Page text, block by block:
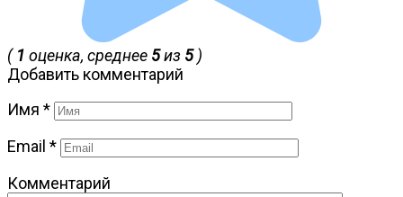
( 1 оценка, среднее 5из 5)
Добавить комментарий
Имя *
Email *
Комментарий